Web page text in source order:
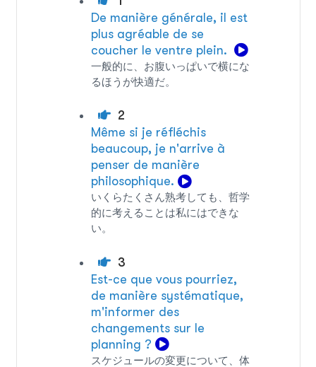
De manière générale, il est
plus agréable de se
coucher le ventre plein.
一般的に、お腹いっぱいで横にな
るほうが快適だ。
2
Même si je réfléchis
beaucoup, je n'arrive à
penser de manière
philosophique.
いくらたくさん熟考しても、哲学
的に考えることは私にはできな
い。
3
Est-ce que vous pourriez,
de manière systématique,
m'informer des
changements sur le
planning ?
スケジュールの変更について、体